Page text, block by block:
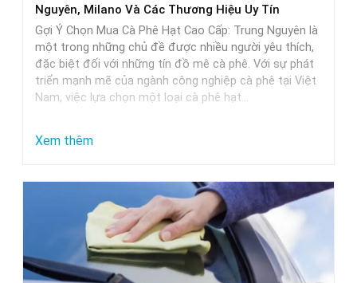
lựa
chọn
Nguyên, Milano Và Các Thương Hiệu Uy Tín
Gợi Ý Chọn Mua Cà Phê Hạt Cao Cấp: Trung Nguyên là
một trong những chủ đề được nhiều người yêu thích,
đặc biệt đối với những tín đồ mê cà phê. Với sự phát
triển mạnh mẽ của ngành công nghiệp cà phê tại Việt
Nam, việc lựa chọn một loại cà phê hạt…
Xem thêm:
Ý
Chọn
Mua
Cà
Phê